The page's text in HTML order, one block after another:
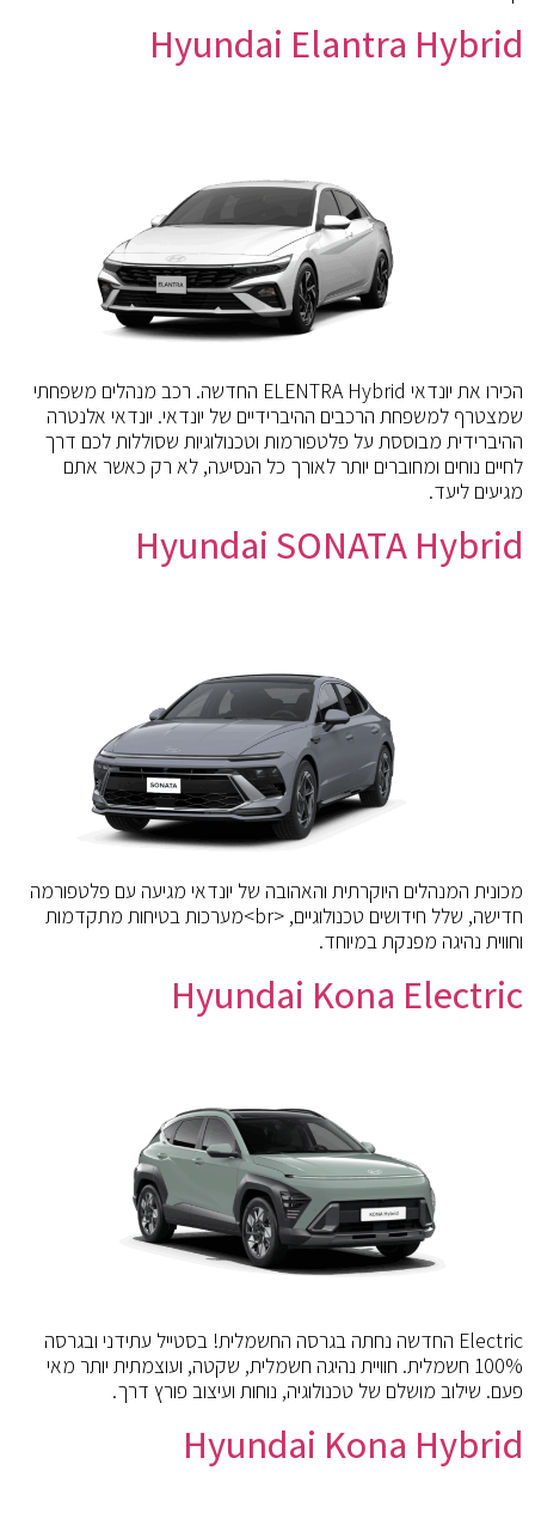
Hyundai Elantra Hybrid
הכירו את יונדאי ELENTRA Hybrid החדשה. רכב מנהלים משפחתי
שמצטרף למשפחת הרכבים ההיברידיים של יונדאי. יונדאי אלנטרה
ההיברידית מבוססת על פלטפורמות וטכנולוגיות שסוללות לכם דרך
לחיים נוחים ומחוברים יותר לאורך כל הנסיעה, לא רק כאשר אתם
מגיעים ליעד.
Hyundai SONATA Hybrid
מכונית המנהלים היוקרתית והאהובה של יונדאי מגיעה עם פלטפורמה
חדישה, שלל חידושים טכנולוגיים, <br>מערכות בטיחות מתקדמות
וחווית נהיגה מפנקת במיוחד.
Hyundai Kona Electric
Electric החדשה נחתה בגרסה החשמלית! בסטייל עתידני ובגרסה
100% חשמלית. חוויית נהיגה חשמלית, שקטה, ועוצמתית יותר מאי
פעם. שילוב מושלם של טכנולוגיה, נוחות ועיצוב פורץ דרך.
Hyundai Kona Hybrid